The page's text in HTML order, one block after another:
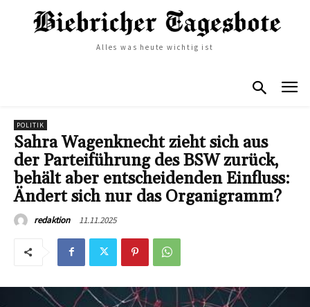
Alles was heute wichtig ist
POLITIK
Sahra Wagenknecht zieht sich aus
der Parteiführung des BSW zurück,
behält aber entscheidenden Einfluss:
Ändert sich nur das Organigramm?
redaktion 11.11.2025